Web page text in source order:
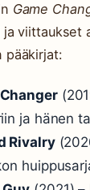
Game
viittaukset
pääkirjat:
ja hänen
Rivalry